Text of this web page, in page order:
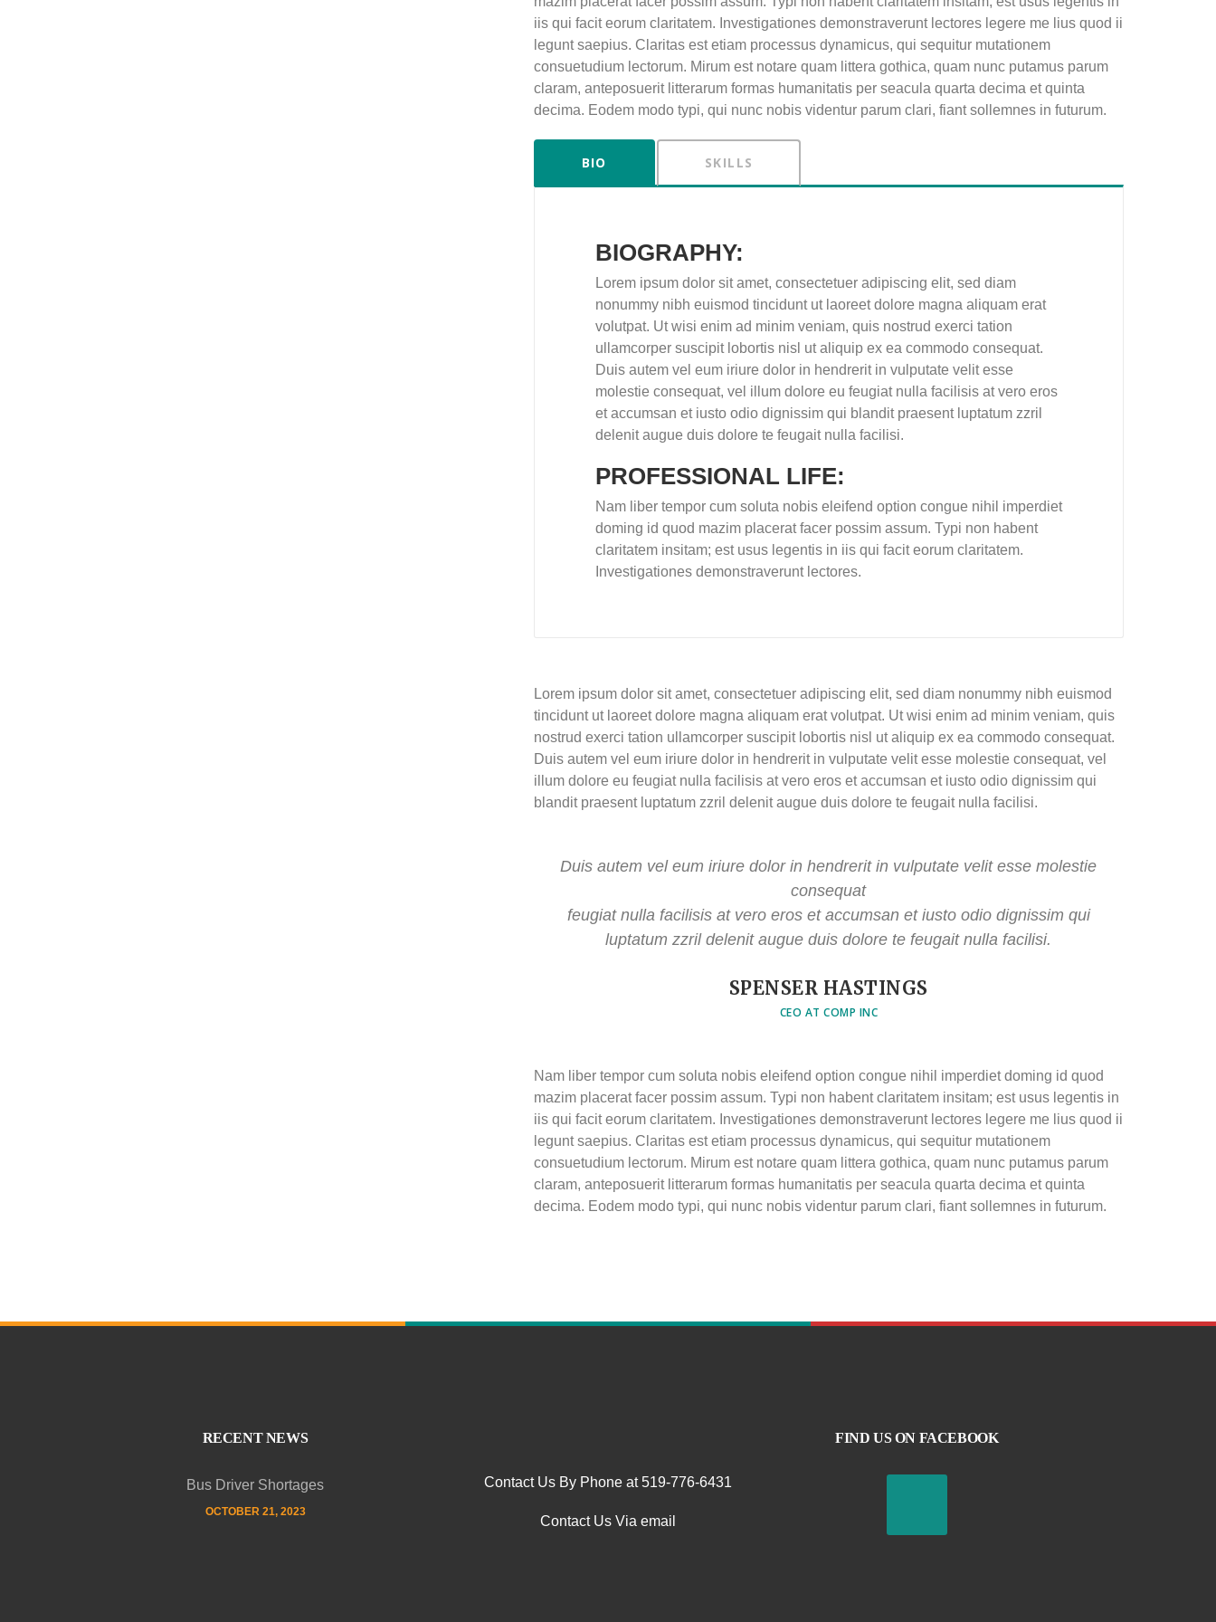
iis qui facit eorum claritatem. Investigationes demonstraverunt lectores legere me lius quod ii
legunt saepius. Claritas est etiam processus dynamicus, qui sequitur mutationem
consuetudium lectorum. Mirum est notare quam littera gothica, quam nunc putamus parum
claram, anteposuerit litterarum formas humanitatis per seacula quarta decima et quinta
decima. Eodem modo typi, qui nunc nobis videntur parum clari, fiant sollemnes in futurum.
BIO SKILLS
BIOGRAPHY:
Lorem ipsum dolor sit amet, consectetuer adipiscing elit, sed diam
nonummy nibh euismod tincidunt ut laoreet dolore magna aliquam erat
volutpat. Ut wisi enim ad minim veniam, quis nostrud exerci tation
ullamcorper suscipit lobortis nisl ut aliquip ex ea commodo consequat.
Duis autem vel eum iriure dolor in hendrerit in vulputate velit esse
molestie consequat, vel illum dolore eu feugiat nulla facilisis at vero eros
et accumsan et iusto odio dignissim qui blandit praesent luptatum zzril
delenit augue duis dolore te feugait nulla facilisi.
PROFESSIONAL LIFE:
Nam liber tempor cum soluta nobis eleifend option congue nihil imperdiet
doming id quod mazim placerat facer possim assum. Typi non habent
claritatem insitam; est usus legentis in iis qui facit eorum claritatem.
Investigationes demonstraverunt lectores.
Lorem ipsum dolor sit amet, consectetuer adipiscing elit, sed diam nonummy nibh euismod
tincidunt ut laoreet dolore magna aliquam erat volutpat. Ut wisi enim ad minim veniam, quis
nostrud exerci tation ullamcorper suscipit lobortis nisl ut aliquip ex ea commodo consequat.
Duis autem vel eum iriure dolor in hendrerit in vulputate velit esse molestie consequat, vel
illum dolore eu feugiat nulla facilisis at vero eros et accumsan et iusto odio dignissim qui
blandit praesent luptatum zzril delenit augue duis dolore te feugait nulla facilisi.
Duis autem vel eum iriure dolor in hendrerit in vulputate velit esse molestie
consequat
feugiat nulla facilisis at vero eros et accumsan et iusto odio dignissim qui
luptatum zzril delenit augue duis dolore te feugait nulla facilisi.
SPENSER HASTINGS
CEO AT COMP INC
Nam liber tempor cum soluta nobis eleifend option congue nihil imperdiet doming id quod
mazim placerat facer possim assum. Typi non habent claritatem insitam; est usus legentis in
iis qui facit eorum claritatem. Investigationes demonstraverunt lectores legere me lius quod ii
legunt saepius. Claritas est etiam processus dynamicus, qui sequitur mutationem
consuetudium lectorum. Mirum est notare quam littera gothica, quam nunc putamus parum
claram, anteposuerit litterarum formas humanitatis per seacula quarta decima et quinta
decima. Eodem modo typi, qui nunc nobis videntur parum clari, fiant sollemnes in futurum.
RECENT NEWS
Bus Driver Shortages
OCTOBER 21, 2023
Contact Us By Phone at 519-776-6431
Contact Us Via email
FIND US ON FACEBOOK